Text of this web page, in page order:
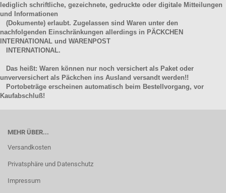
lediglich schriftliche, gezeichnete, gedruckte oder digitale Mitteilungen
und Informationen
(Dokumente) erlaubt. Zugelassen sind Waren unter den
nachfolgenden Einschränkungen allerdings in PÄCKCHEN
INTERNATIONAL und WARENPOST
INTERNATIONAL.
Das heißt: Waren können nur noch versichert als Paket oder
unverversichert als Päckchen ins Ausland versandt werden!!
Portobeträge erscheinen automatisch beim Bestellvorgang, vor
Kaufabschluß!
MEHR ÜBER...
Versandkosten
Privatsphäre und Datenschutz
Impressum